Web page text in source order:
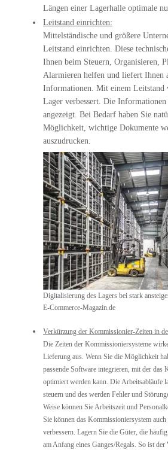
Längen einer Lagerhalle optimale
Leitstand einrichten:
Mittelständische und größere
Leitstand einrichten. Diese
Ihnen beim Steuern, Organisieren,
Alarmieren helfen und liefert Ihnen
Informationen. Mit einem
Lager verbessert. Die
angezeigt. Bei Bedarf haben Sie
Möglichkeit, wichtige Dokumente
auszudrucken.
Digitalisierung des Lagers bei stark
E-Commerce-Magazin.de
Verkürzung der Kommissionier-Zeiten in
Die Zeiten der Kommissioniersysteme
Lieferung aus. Wenn Sie die Möglichkeit
passende Software integrieren, mit der das
optimiert werden kann. Die Arbeitsabläufe
steuern und des werden Fehler und
Weise können Sie Arbeitszeit und
Sie können das Kommissioniersystem
verbessern. Lagern Sie die Güter, die
am Anfang eines Ganges/Regals. So ist